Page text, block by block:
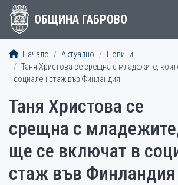
ОБЩИНА ГАБРОВО
Начало Актуално
Новини
Таня Христова се срещна с младежите,
социален стаж във Финландия
Таня Христова се
срещна с
ще се включат в
стаж във Финландия